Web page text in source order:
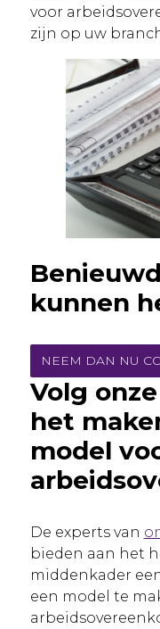
voor
zijn op uw
kunnen
NEEM DAN NU
Volg
het
model
De experts van
bieden aan het
middenkader
een model te